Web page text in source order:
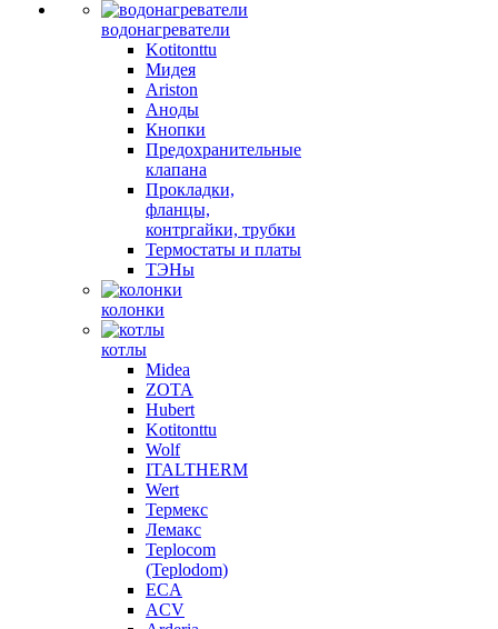
водонагреватели
Kotitonttu
Мидея
Ariston
Аноды
Кнопки
Предохранительные
клапана
Прокладки,
фланцы,
контргайки, трубки
Термостаты и платы
ТЭНы
колонки
котлы
Midea
ZOTA
Hubert
Kotitonttu
Wolf
ITALTHERM
Wert
Термекс
Лемакс
Teplocom
(Teplodom)
ECA
ACV